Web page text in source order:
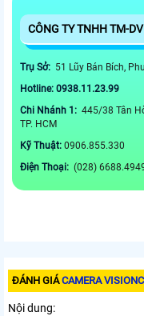
CÔNG TY TNHH TM-
Trụ Sở: 51 Lũy Bán Bích,
Hotline: 0938.11.23.99
Chi Nhánh 1: 445/38 Tân
TP. HCM
Kỹ Thuật: 0906.855.330
Điện Thoại: (028)
ĐÁNH GIÁCAMERA
Nội dung: